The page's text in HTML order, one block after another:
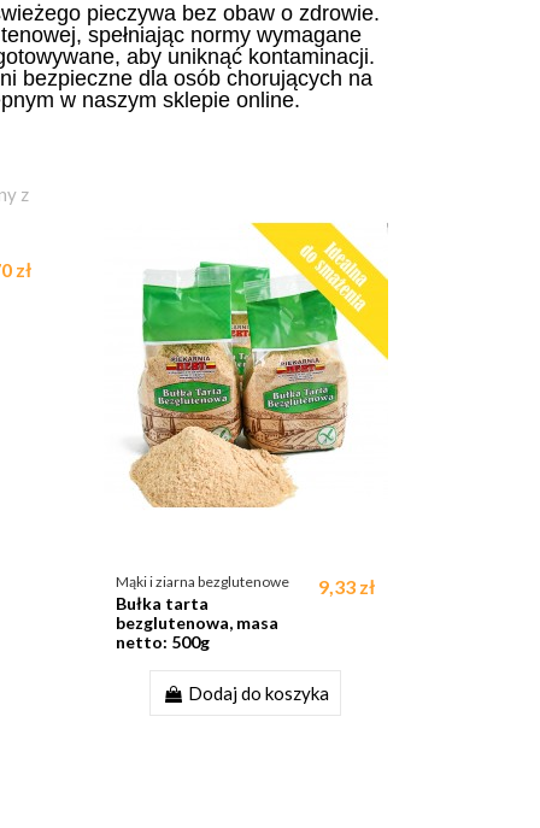
pieczywa bez obaw o zdrowie.
spełniając normy wymagane
aby uniknąć kontaminacji.
bezpieczne dla osób chorujących na
w naszym sklepie online.
zł
Mąki i ziarna bezglutenowe
Bułka tarta
bezglutenowa, masa
netto: 500g
9,33 zł
Dodaj do koszyka